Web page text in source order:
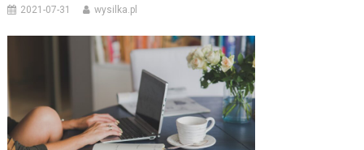
2021-07-31 wysilka.pl